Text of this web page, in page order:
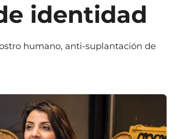
identidad
humano, anti-suplantación de